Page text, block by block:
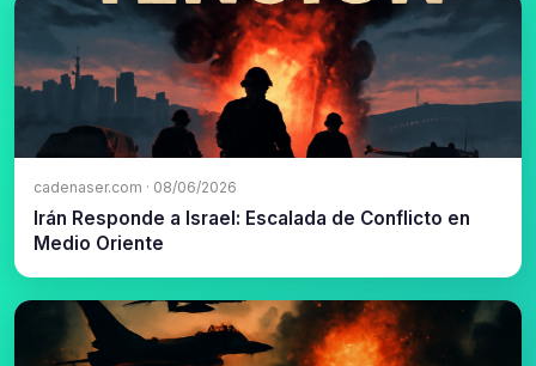
cadenaser.com · 08/06/2026
Irán Responde a Israel: Escalada de Conflicto en
Medio Oriente